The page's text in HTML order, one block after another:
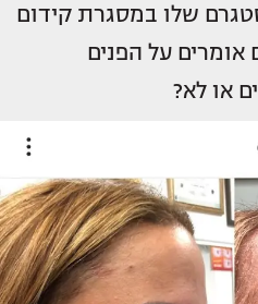
שלו במסגרת קידום
על הפנים
או לא?